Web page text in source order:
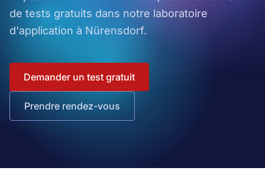
de tests gratuits dans notre laboratoire
d'application à Nürensdorf.
Demander un test gratuit
Prendre rendez-vous